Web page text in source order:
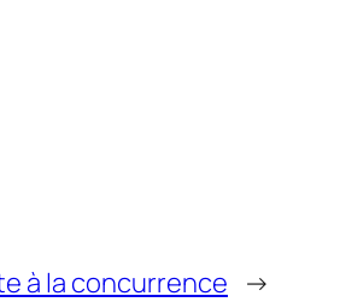
à la concurrence →